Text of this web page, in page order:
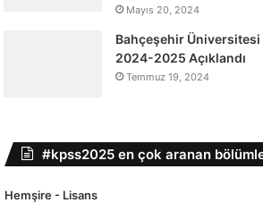
Mayıs 20, 2024
Bahçeşehir
2024-2025 Açıklandı
Temmuz 19, 2024
#kpss2025 en çok aranan
Hemşire - Lisans